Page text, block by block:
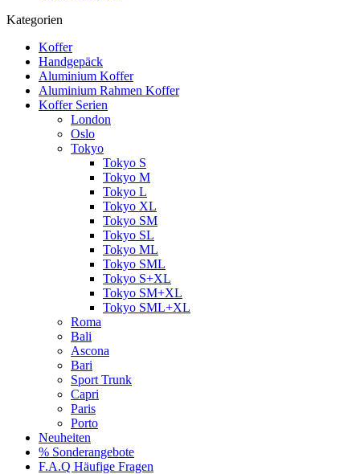
Kategorien
Koffer
Handgepäck
Aluminium Koffer
Aluminium Rahmen Koffer
Koffer Serien
London
Oslo
Tokyo
Tokyo S
Tokyo M
Tokyo L
Tokyo XL
Tokyo SM
Tokyo SL
Tokyo ML
Tokyo SML
Tokyo S+XL
Tokyo SM+XL
Tokyo SML+XL
Roma
Bali
Ascona
Bari
Sport Trunk
Capri
Paris
Porto
Neuheiten
% Sonderangebote
F.A.Q Häufige Fragen